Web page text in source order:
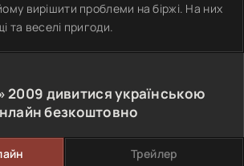
вирішити проблеми на біржі. На них
та веселі пригоди.
2009 дивитися українською
безкоштовно
Трейлер